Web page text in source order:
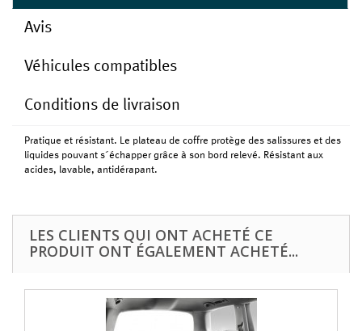
Avis
Véhicules compatibles
Conditions de livraison
Pratique et résistant. Le plateau de coffre protège des salissures et des
liquides pouvant s´échapper grâce à son bord relevé. Résistant aux
acides, lavable, antidérapant.
LES CLIENTS QUI ONT ACHETÉ CE
PRODUIT ONT ÉGALEMENT ACHETÉ...